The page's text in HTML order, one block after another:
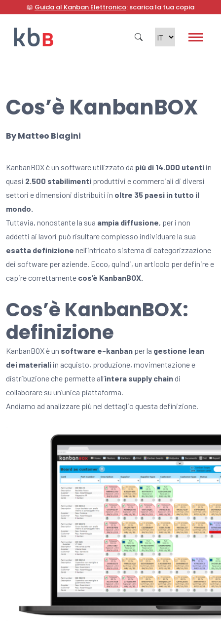
📖 Guida al Kanban Elettronico: scarica la tua copia
Cerca
Cos’è KanbanBOX
ByMatteo Biagini
KanbanBOX è un software utilizzato da più di 14.000 utenti in
quasi 2.500 stabilimenti produttivi e commerciali di diversi
settori e dimensioni distribuiti in oltre 35 paesi in tutto il
mondo.
Tuttavia, nonostante la sua ampia diffusione, per i non
addetti ai lavori può risultare complesso individuare la sua
esatta definizione nell’intricato sistema di categorizzazione
dei software per aziende. Ecco, quindi, un articolo per definire e
capire correttamente cos’è KanbanBOX.
Cos’è KanbanBOX:
definizione
KanbanBOX è un software e-kanban per la gestione lean
dei materiali in acquisto, produzione, movimentazione e
distribuzione che permette all’intera supply chaindi
collaborare su un’unica piattaforma.
Andiamo ad analizzare più nel dettaglio questa definizione.